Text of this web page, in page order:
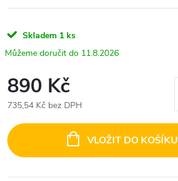
Skladem 1 ks
11.8.2026
890 Kč
735,54 Kč bez DPH
cena:
VLOŽIT DO KOŠÍKU